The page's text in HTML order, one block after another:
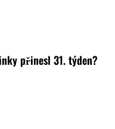
přinesl 31. týden?